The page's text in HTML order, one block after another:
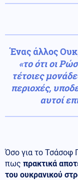
Ένας άλλος
«το ότι οι
τέτοιες
περιοχές,
αυτοί
Όσο για το Τσάσοφ
πως πρακτικά
του ουκρανικού